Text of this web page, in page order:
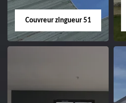
Couvreur zingueur 51